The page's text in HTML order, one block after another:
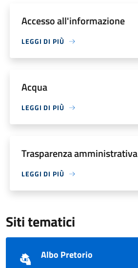
Accesso all'informazione
LEGGI DI PIÙ
Acqua
LEGGI DI PIÙ
Trasparenza amministrativa
LEGGI DI PIÙ
Siti tematici
Albo Pretorio